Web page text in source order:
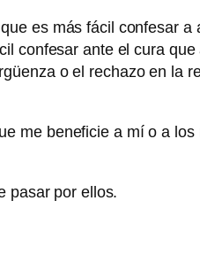
es más fácil confesar a
confesar ante el cura
o el rechazo en la
me beneficie a mí o a los
pasar por ellos.